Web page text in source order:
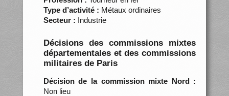
Type d’activité : Métaux ordinaires
Secteur : Industrie
Décisions des commissions mixtes
départementales et des commissions
militaires de Paris
Décision de la commission mixte Nord :
Non lieu